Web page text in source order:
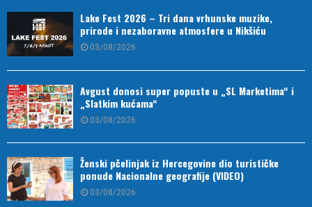
Lake Fest 2026 – Tri dana vrhunske muzike,
prirode i nezaboravne atmosfere u Nikšiću
03/08/2026
Avgust donosi super popuste u „SL Marketima“ i
„Slatkim kućama“
03/08/2026
Ženski pčelinjak iz Hercegovine dio turističke
ponude Nacionalne geografije (VIDEO)
03/08/2026